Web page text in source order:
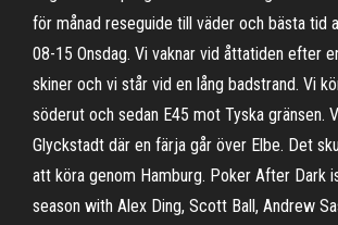
för månad reseguide till väder och bästa tid
08-15 Onsdag. Vi vaknar vid åttatiden efter
skiner och vi står vid en lång badstrand. Vi
söderut och sedan E45 mot Tyska gränsen.
Glyckstadt där en färja går över Elbe. Det
att köra genom Hamburg. Poker After Dark
season with Alex Ding, Scott Ball, Andrew